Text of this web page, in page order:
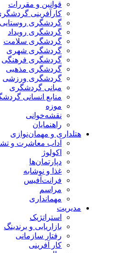
قوانین و مقررات
کارآفرینی
گردشگری روستایی
گردشگری رویداد
گردشگری سلامت
گردشگری شهری
گردشگری فرهنگی
گردشگری مذهبی
گردشگری ورزشی
مبانی گردشگری
منابع انسانی
موزه
نقشه‌خوانی
راهنمایان
هتلداری و مهمان‌نوازی
آداب معاشرت و
اکولوژ
دپارتمان‌ها
غذا و نوشابه
فرانت‌آفیس
مراسم
مهمانداری
مدیریت
استراتژیک
بازاریابی و برندینگ
رفتار سازمانی
کار آفرینی